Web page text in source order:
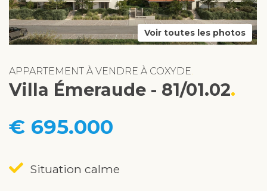
Voir toutes les photos
APPARTEMENT À VENDRE À COXYDE
Villa Émeraude - 81/01.02
€ 695.000
Situation calme